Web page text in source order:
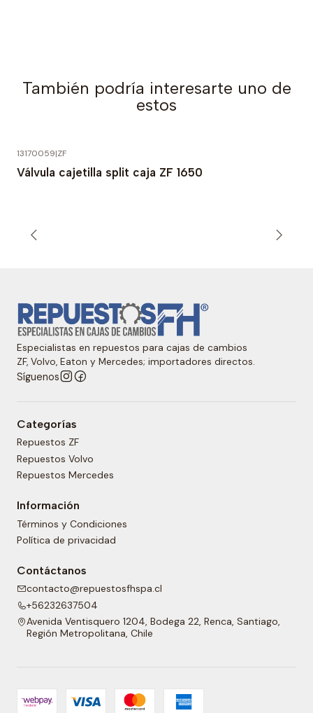
También podría interesarte uno de
estos
13170059|ZF
Válvula cajetilla split caja ZF 1650
Especialistas en repuestos para cajas de cambios
ZF, Volvo, Eaton y Mercedes; importadores directos.
Síguenos
Categorías
Repuestos ZF
Repuestos Volvo
Repuestos Mercedes
Información
Términos y Condiciones
Política de privacidad
Contáctanos
contacto@repuestosfhspa.cl
+56232637504
Avenida Ventisquero 1204, Bodega 22, Renca, Santiago,
Región Metropolitana, Chile